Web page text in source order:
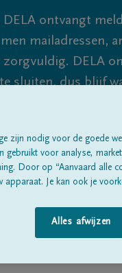
DELA ontvangt
mailadressen,
DELA
sluiten, dus blijf
Alle
zijn nodig voor de goede
gebruikt voor analyse,
Door op “Aanvaard alle
Je kan ook je
Alles afwijzen